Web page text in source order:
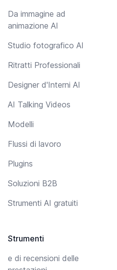
Da immagine ad
animazione AI
Studio fotografico AI
Ritratti Professionali
Designer d'Interni AI
AI Talking Videos
Modelli
Flussi di lavoro
Plugins
Soluzioni B2B
Strumenti AI gratuiti
Strumenti
e di recensioni delle